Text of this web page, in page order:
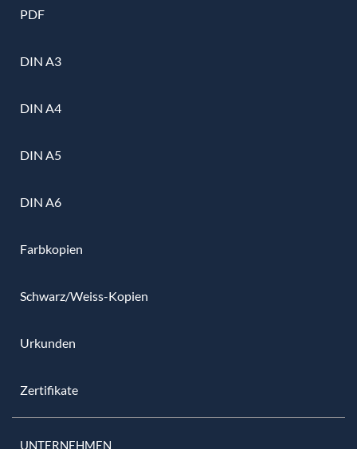
PDF
DIN A3
DIN A4
DIN A5
DIN A6
Farbkopien
Schwarz/Weiss-Kopien
Urkunden
Zertifikate
UNTERNEHMEN